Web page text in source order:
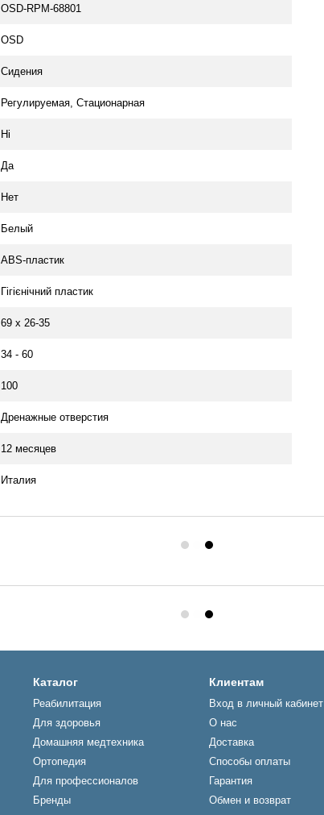
OSD-RPM-68801
OSD
Сидения
Регулируемая, Стационарная
Ні
Да
Нет
Белый
ABS-пластик
Гігієнічний пластик
69 x 26-35
34 - 60
100
Дренажные отверстия
12 месяцев
Италия
Каталог
Реабилитация
Для здоровья
Домашняя медтехника
Ортопедия
Для профессионалов
Бренды
Клиентам
Вход в личный кабинет
О нас
Доставка
Способы оплаты
Гарантия
Обмен и возврат